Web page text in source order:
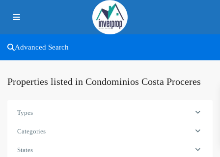
Advanced Search
Properties listed in Condominios Costa Proceres
Types
Categories
States